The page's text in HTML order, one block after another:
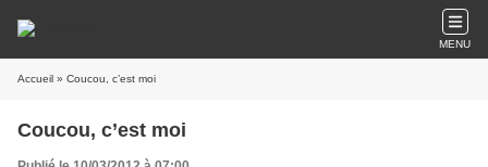
MENU
Accueil » Coucou, c’est moi
Coucou, c’est moi